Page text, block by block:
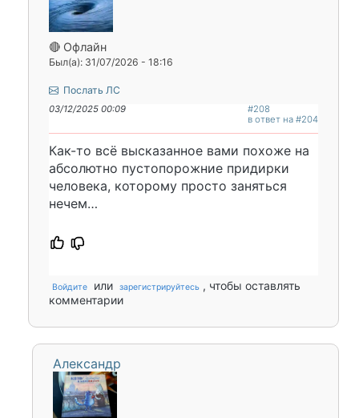
🔴 Офлайн
Был(а): 31/07/2026 - 18:16
Послать ЛС
03/12/2025 00:09
#208
в ответ на #204
Как-то всё высказанное вами похоже на
абсолютно пустопорожние придирки
человека, которому просто заняться
нечем…
Войдите или зарегистрируйтесь , чтобы оставлять
комментарии
Александр